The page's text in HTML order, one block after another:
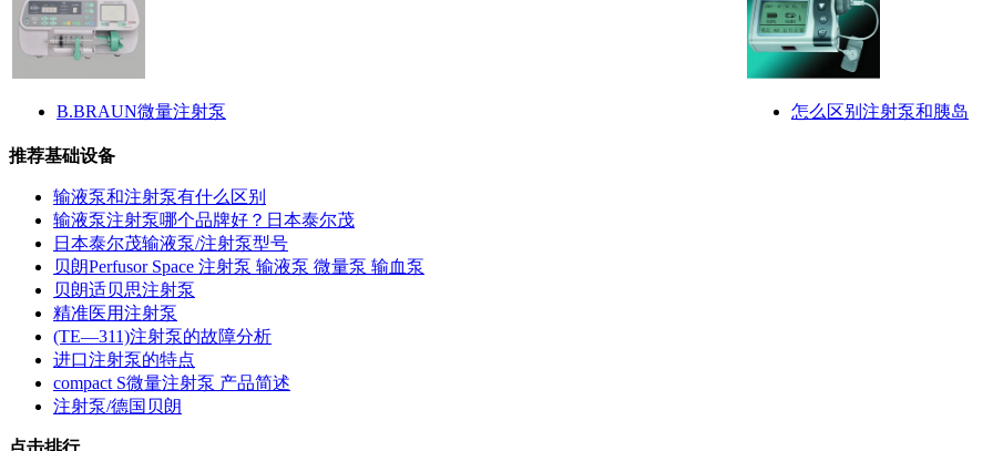
B.BRAUN微量注射泵 怎么区别注射泵和胰岛
推荐基础设备
输液泵和注射泵有什么区别
输液泵注射泵哪个品牌好？日本泰尔茂
日本泰尔茂输液泵/注射泵型号
贝朗Perfusor Space 注射泵 输液泵 微量泵 输血泵
贝朗适贝思注射泵
精准医用注射泵
(TE—311)注射泵的故障分析
进口注射泵的特点
compact S微量注射泵 产品简述
注射泵/德国贝朗
点击排行